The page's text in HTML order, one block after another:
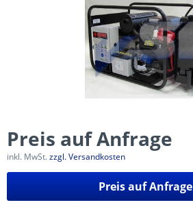
Preis auf Anfrage
inkl. MwSt.zzgl. Versandkosten
Preis auf Anfrage